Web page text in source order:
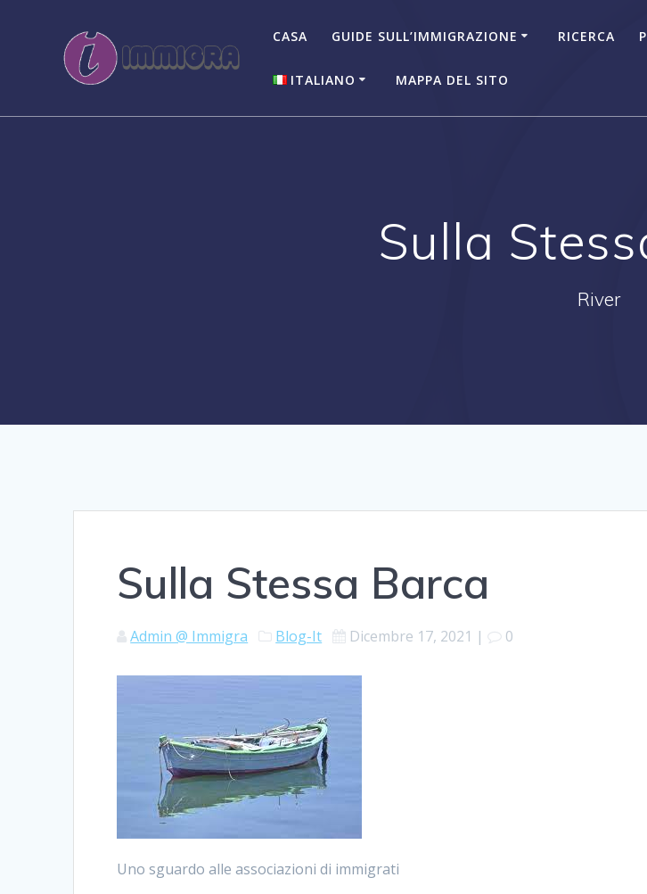
contenuto
CASA GUIDE SULL’IMMIGRAZIONE RICERCA
ITALIANO
English
MAPPA DEL SITO
Sulla
River
Sulla Stessa Barca
Admin @ Immigra Blog-It Dicembre 17, 2021 | 0
Uno sguardo alle associazioni di immigrati